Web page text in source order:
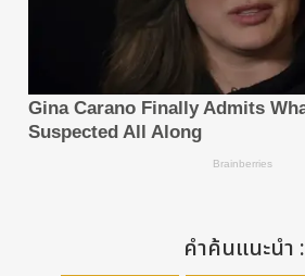
คำค้นแนะนำ :